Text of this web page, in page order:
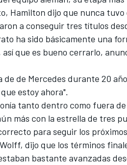
Hamilton dijo que nunca
a conseguir tres títulos
ha sido básicamente una
que es bueno cerrarlo,
de de Mercedes durante 20
estoy ahora".
tanto dentro como fuera
más con la estrella de tres
para seguir los
dijo que los términos
bastante avanzadas